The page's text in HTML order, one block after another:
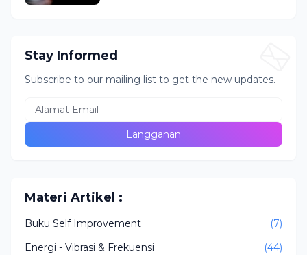
Stay Informed
Subscribe to our mailing list to get the new updates.
Materi Artikel :
Buku Self Improvement
(7)
Energi - Vibrasi & Frekuensi
(44)